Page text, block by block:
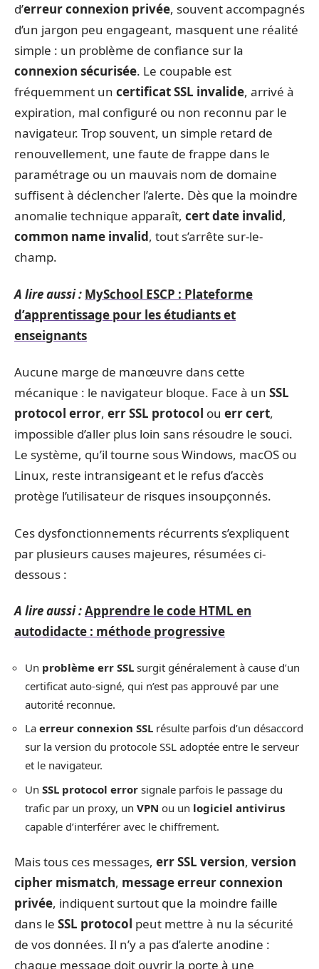
d’erreur connexion privée, souvent accompagnés
d’un jargon peu engageant, masquent une réalité
simple : un problème de confiance sur la
connexion sécurisée. Le coupable est
fréquemment un certificat SSL invalide, arrivé à
expiration, mal configuré ou non reconnu par le
navigateur. Trop souvent, un simple retard de
renouvellement, une faute de frappe dans le
paramétrage ou un mauvais nom de domaine
suffisent à déclencher l’alerte. Dès que la moindre
anomalie technique apparaît, cert date invalid,
common name invalid, tout s’arrête sur-le-
champ.
A lire aussi : MySchool ESCP : Plateforme
d’apprentissage pour les étudiants et
enseignants
Aucune marge de manœuvre dans cette
mécanique : le navigateur bloque. Face à un SSL
protocol error, err SSL protocol ou err cert,
impossible d’aller plus loin sans résoudre le souci.
Le système, qu’il tourne sous Windows, macOS ou
Linux, reste intransigeant et le refus d’accès
protège l’utilisateur de risques insoupçonnés.
Ces dysfonctionnements récurrents s’expliquent
par plusieurs causes majeures, résumées ci-
dessous :
A lire aussi :Apprendre le code HTML en
autodidacte : méthode progressive
Un problème err SSL surgit généralement à cause d’un
certificat auto-signé, qui n’est pas approuvé par une
autorité reconnue.
La erreur connexion SSL résulte parfois d’un désaccord
sur la version du protocole SSL adoptée entre le serveur
et le navigateur.
Un SSL protocol error signale parfois le passage du
trafic par un proxy, un VPN ou un logiciel antivirus
capable d’interférer avec le chiffrement.
Mais tous ces messages, err SSL version, version
cipher mismatch, message erreur connexion
privée, indiquent surtout que la moindre faille
dans le SSL protocol peut mettre à nu la sécurité
de vos données. Il n’y a pas d’alerte anodine :
chaque message doit ouvrir la porte à une